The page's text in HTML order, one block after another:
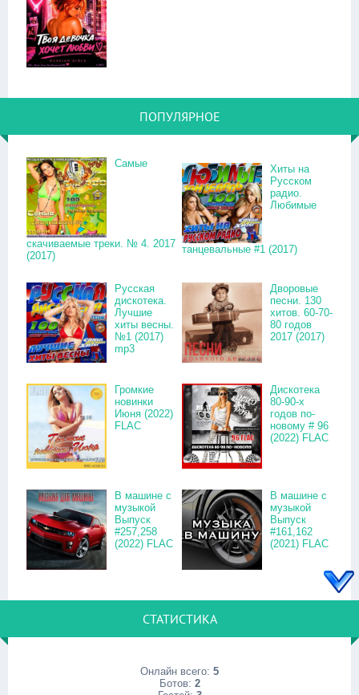
ПОПУЛЯРНОЕ
Самые
скачиваемые треки. № 4. 2017
(2017)
Хиты на
Русском
радио.
Любимые
танцевальные #1 (2017)
Русская
дискотека.
Лучшие
хиты весны.
№1 (2017)
mp3
Дворовые
песни. 130
хитов. 60-70-
80 годов
2017 (2017)
Громкие
новинки
Июня (2022)
FLAC
Дискотека
80-90-х
годов по-
новому # 96
(2022) FLAC
В машине с
музыкой
Выпуск
#257,258
(2022) FLAC
В машине с
музыкой
Выпуск
#161,162
(2021) FLAC
СТАТИСТИКА
Онлайн всего: 5
Ботов: 2